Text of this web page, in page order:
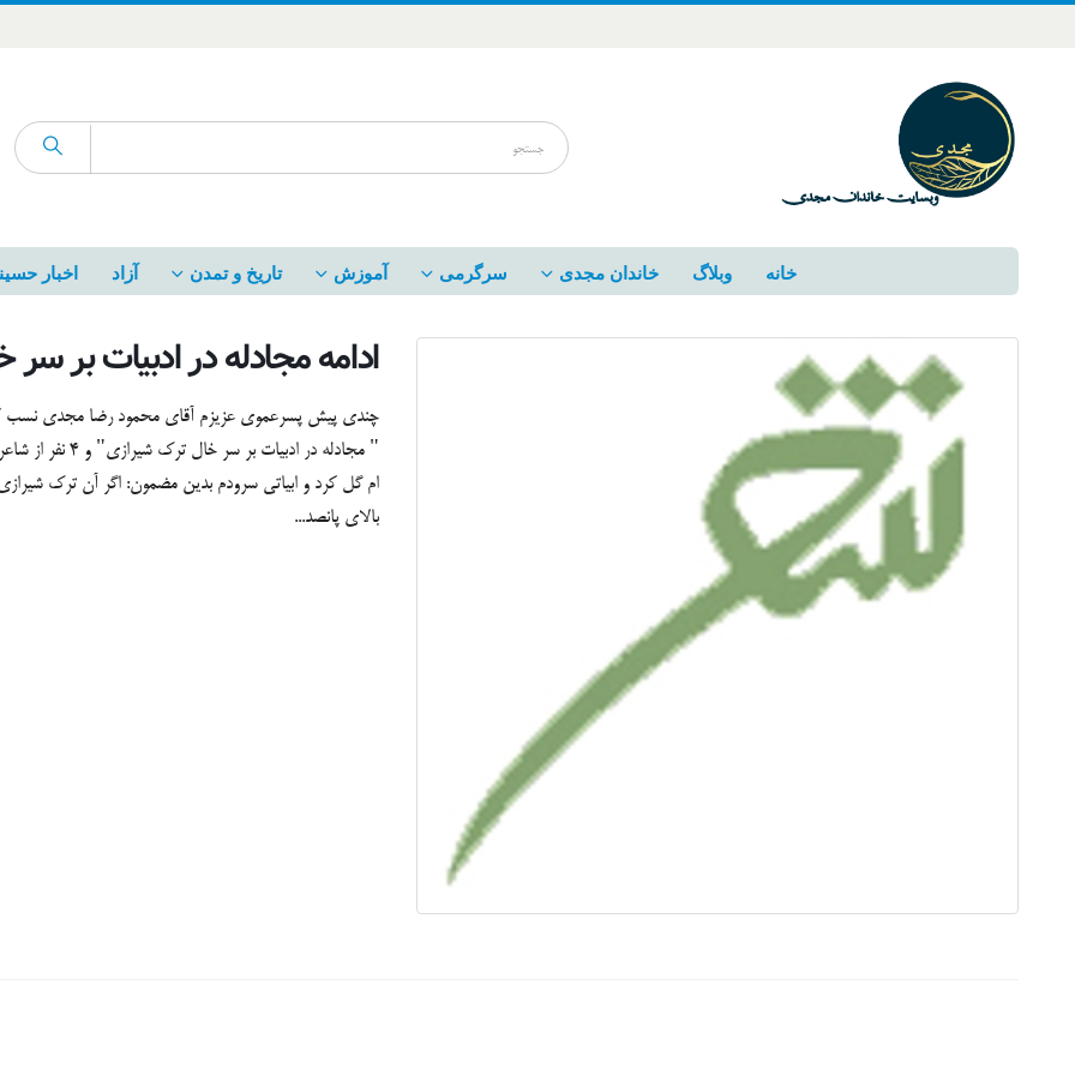
خانه وبلاگ خاندان مجدی سرگرمی آموزش تاریخ و تمدن آزاد اخبار
ادامه مجادله در ادبیات بر
چندی پیش پسرعموی عزیزم آقای محمود رضا مجدی نسب
" مجادله در
ام گل کرد و ابیاتی سرودم بدین مضمون: اگر آن ترک
بالای پانصد...